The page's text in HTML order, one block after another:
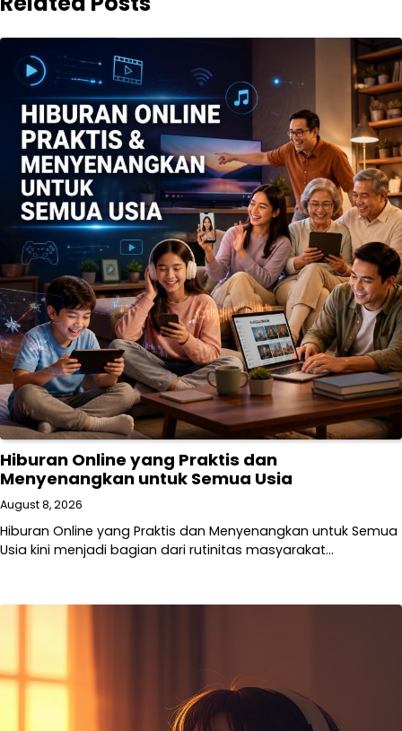
Hiburan Online yang Praktis dan
Menyenangkan untuk Semua Usia
August 8, 2026
Hiburan Online yang Praktis dan Menyenangkan untuk Semua
Usia kini menjadi bagian dari rutinitas masyarakat…